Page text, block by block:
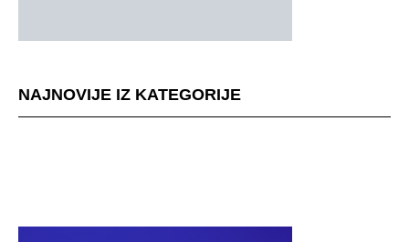
NAJNOVIJE IZ KATEGORIJE